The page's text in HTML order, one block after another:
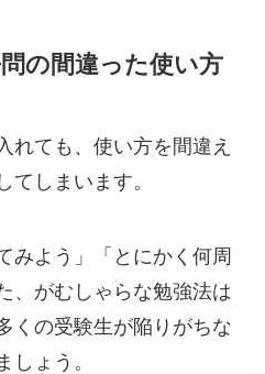
の間違った使い方
れても、使い方を間違え
てしまいます。
みよう」「とにかく何周
、がむしゃらな勉強法は
くの受験生が陥りがちな
しょう。